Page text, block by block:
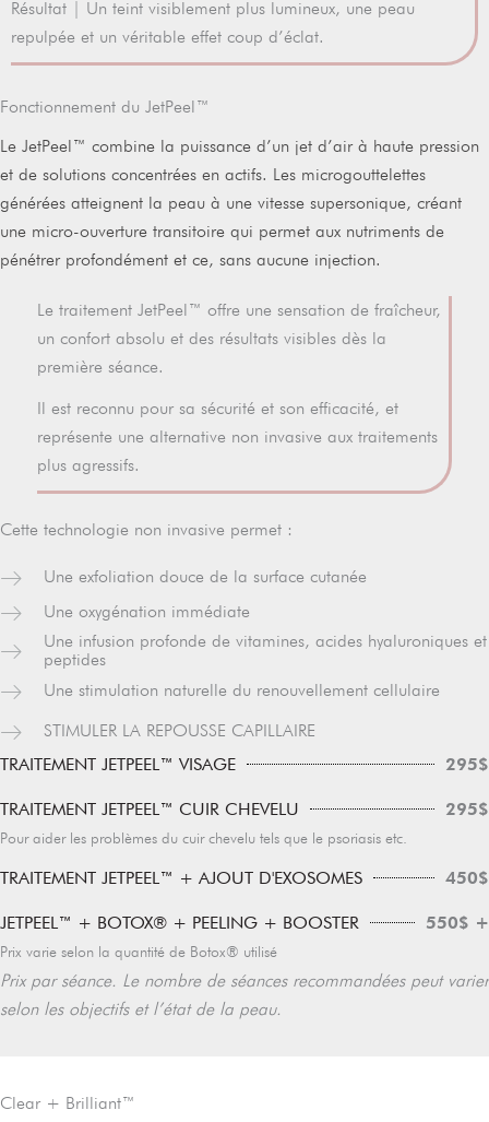
Résultat | Un teint visiblement plus lumineux, une peau
repulpée et un véritable effet coup d’éclat.
Fonctionnement du JetPeel™
Le JetPeel™ combine la puissance d’un jet d’air à haute pression
et de solutions concentrées en actifs. Les microgouttelettes
générées atteignent la peau à une vitesse supersonique, créant
une micro-ouverture transitoire qui permet aux nutriments de
pénétrer profondément et ce, sans aucune injection.
Le traitement JetPeel™ offre une sensation de fraîcheur,
un confort absolu et des résultats visibles dès la
première séance.
Il est reconnu pour sa sécurité et son efficacité, et
représente une alternative non invasive aux traitements
plus agressifs.
Cette technologie non invasive permet :
Une exfoliation douce de la surface cutanée
Une oxygénation immédiate
Une infusion profonde de vitamines, acides hyaluroniques et
peptides
Une stimulation naturelle du renouvellement cellulaire
STIMULER LA REPOUSSE CAPILLAIRE
TRAITEMENT JETPEEL™ VISAGE
295$
TRAITEMENT JETPEEL™ CUIR CHEVELU 295$
Pour aider les problèmes du cuir chevelu tels que le psoriasis etc.
TRAITEMENT JETPEEL™ + AJOUT D'EXOSOMES 450$
JETPEEL™ + BOTOX® + PEELING + BOOSTER 550$ +
Prix varie selon la quantité de Botox® utilisé
Prix par séance. Le nombre de séances recommandées peut varier
selon les objectifs et l’état de la peau.
Clear + Brilliant™